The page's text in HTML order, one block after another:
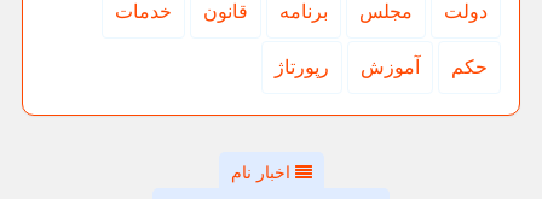
دولت مجلس برنامه قانون خدمات
حكم آموزش رپورتاژ
اخبار نام